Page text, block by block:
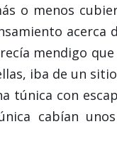
o menos
acerca
mendigo
iba de un
túnica con
cabían